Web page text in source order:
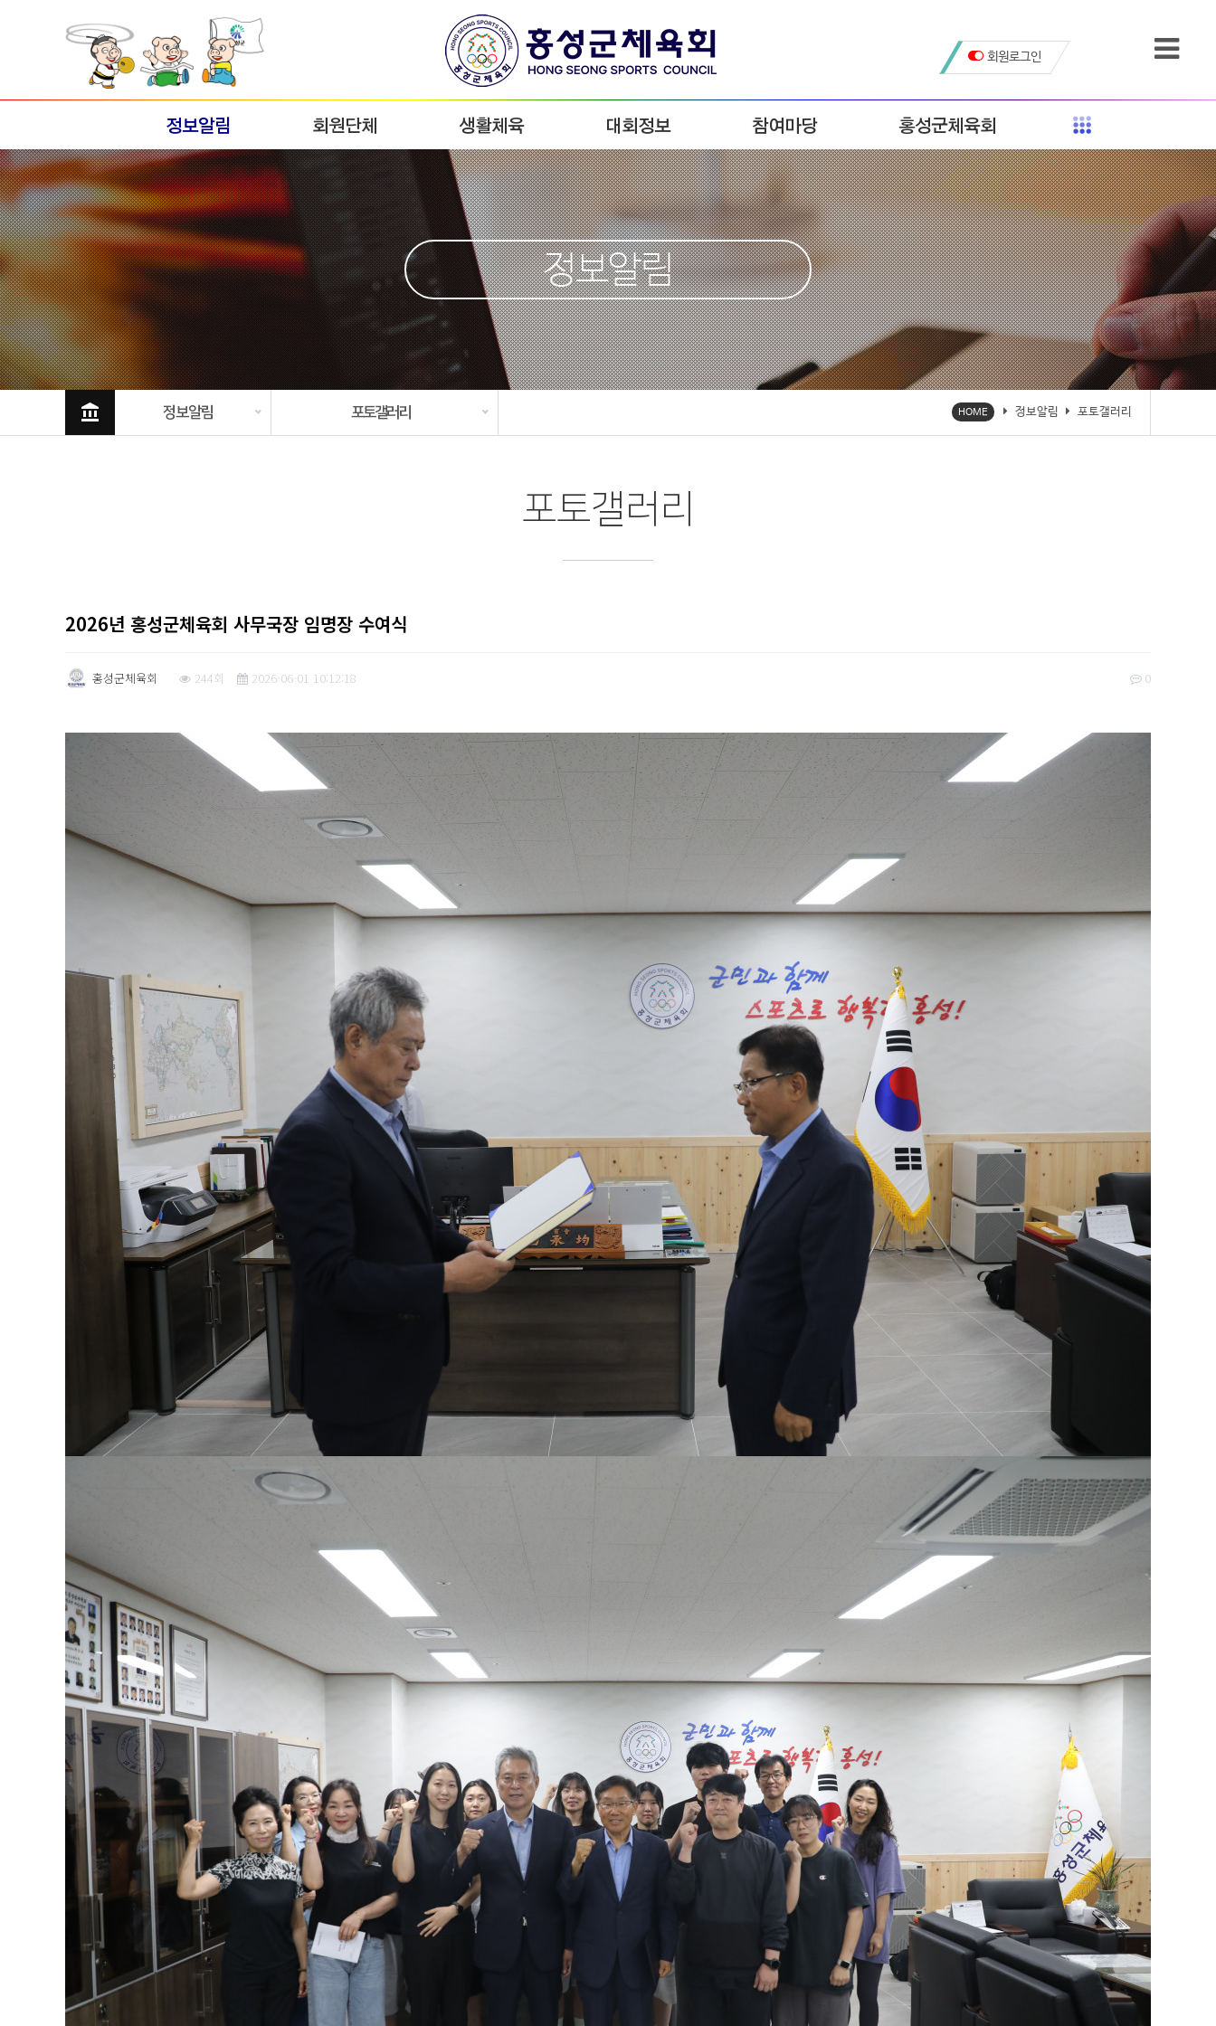
회원로그인
정보알림 회원단체 생활체육 대회정보 참여마당 홍성군체육회
정보알림
account_balance 정보알림 포토갤러리 HOME 정보알림 포토갤러리
포토갤러리
2026년 홍성군체육회 사무국장 임명장 수여식
홍성군체육회 244회 2026-06-01 10:12:18 0